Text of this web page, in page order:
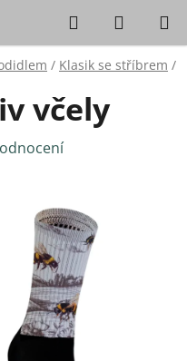
Hledat
/ Klasik se stříbrem /
včely
0,0 z 5 hvězdiček.